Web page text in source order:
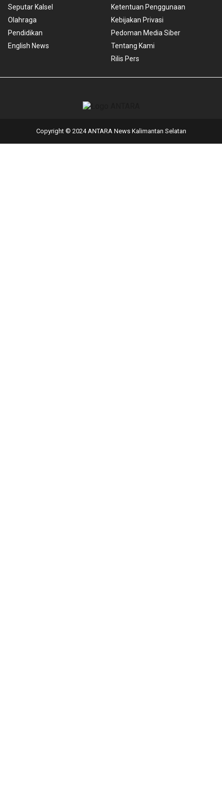
Seputar Kalsel
Olahraga
Pendidikan
English News
Ketentuan Penggunaan
Kebijakan Privasi
Pedoman Media Siber
Tentang Kami
Rilis Pers
Copyright © 2024 ANTARA News Kalimantan Selatan